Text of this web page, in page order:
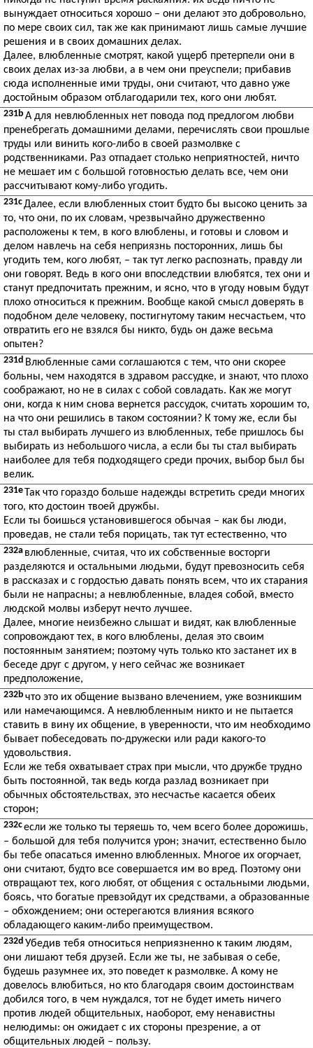
вынуждает относиться хорошо – они делают это добровольно,
по мере своих сил, так же как принимают лишь самые лучшие
решения и в своих домашних делах.
Далее, влюбленные смотрят, какой ущерб претерпели они в
своих делах из-за любви, а в чем они преуспели; прибавив
сюда исполненные ими труды, они считают, что давно уже
достойным образом отблагодарили тех, кого они любят.
231b А для невлюбленных нет повода под предлогом любви
пренебрегать домашними делами, перечислять свои прошлые
труды или винить кого-либо в своей размолвке с
родственниками. Раз отпадает столько неприятностей, ничто
не мешает им с большой готовностью делать все, чем они
рассчитывают кому-либо угодить.
231cДалее, если влюбленных стоит будто бы высоко ценить за
то, что они, по их словам, чрезвычайно дружественно
расположены к тем, в кого влюблены, и готовы и словом и
делом навлечь на себя неприязнь посторонних, лишь бы
угодить тем, кого любят, – так тут легко распознать, правду ли
они говорят. Ведь в кого они впоследствии влюбятся, тех они и
станут предпочитать прежним, и ясно, что в угоду новым будут
плохо относиться к прежним. Вообще какой смысл доверять в
подобном деле человеку, постигнутому таким несчастьем, что
отвратить его не взялся бы никто, будь он даже весьма
опытен?
231d Влюбленные сами соглашаются с тем, что они скорее
больны, чем находятся в здравом рассудке, и знают, что плохо
соображают, но не в силах с собой совладать. Как же могут
они, когда к ним снова вернется рассудок, считать хорошим то,
на что они решились в таком состоянии? К тому же, если бы
ты стал выбирать лучшего из влюбленных, тебе пришлось бы
выбирать из небольшого числа, а если бы ты стал выбирать
наиболее для тебя подходящего среди прочих, выбор был бы
велик.
231e Так что гораздо больше надежды встретить среди многих
того, кто достоин твоей дружбы.
Если ты боишься установившегося обычая – как бы люди,
проведав, не стали тебя порицать, так тут естественно, что
232a влюбленные, считая, что их собственные восторги
разделяются и остальными людьми, будут превозносить себя
в рассказах и с гордостью давать понять всем, что их старания
были не напрасны; а невлюбленные, владея собой, вместо
людской молвы изберут нечто лучшее.
Далее, многие неизбежно слышат и видят, как влюбленные
сопровождают тех, в кого влюблены, делая это своим
постоянным занятием; поэтому чуть только кто застанет их в
беседе друг с другом, у него сейчас же возникает
предположение,
232b что это их общение вызвано влечением, уже возникшим
или намечающимся. А невлюбленным никто и не пытается
ставить в вину их общение, в уверенности, что им необходимо
бывает побеседовать по-дружески или ради какого-то
удовольствия.
Если же тебя охватывает страх при мысли, что дружбе трудно
быть постоянной, так ведь когда разлад возникает при
обычных обстоятельствах, это несчастье касается обеих
сторон;
232cесли же только ты теряешь то, чем всего более дорожишь,
– большой для тебя получится урон; значит, естественно было
бы тебе опасаться именно влюбленных. Многое их огорчает,
они считают, будто все совершается им во вред. Поэтому они
отвращают тех, кого любят, от общения с остальными людьми,
боясь, что богатые превзойдут их средствами, а образованные
– обхождением; они остерегаются влияния всякого
обладающего каким-либо преимуществом.
232d Убедив тебя относиться неприязненно к таким людям,
они лишают тебя друзей. Если же ты, не забывая о себе,
будешь разумнее их, это поведет к размолвке. А кому не
довелось влюбиться, но кто благодаря своим достоинствам
добился того, в чем нуждался, тот не будет иметь ничего
против людей общительных, наоборот, ему ненавистны
нелюдимы: он ожидает с их стороны презрение, а от
общительных людей – пользу.